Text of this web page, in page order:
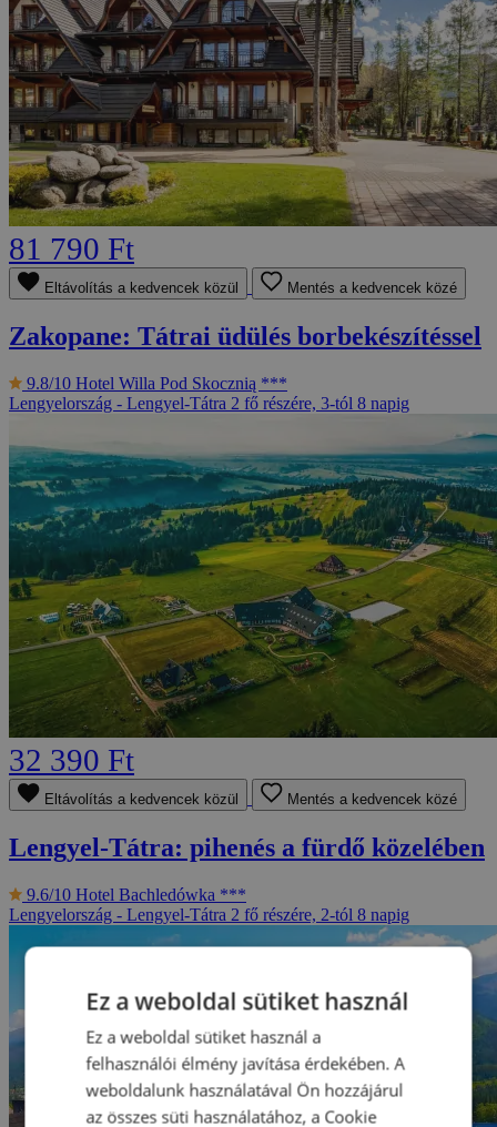
81 790 Ft
Eltávolítás a kedvencek közül Mentés a kedvencek közé
Zakopane: Tátrai üdülés borbekészítéssel
9.8/10 Hotel Willa Pod Skocznią ***
Lengyelország - Lengyel-Tátra 2 fő részére, 3-tól 8 napig
32 390 Ft
Eltávolítás a kedvencek közül Mentés a kedvencek közé
Lengyel-Tátra: pihenés a fürdő közelében
9.6/10 Hotel Bachledówka ***
Lengyelország - Lengyel-Tátra 2 fő részére, 2-tól 8 napig
Ez a weboldal sütiket használ
Ez a weboldal sütiket használ a
felhasználói élmény javítása érdekében. A
weboldalunk használatával Ön hozzájárul
az összes süti használatához, a Cookie